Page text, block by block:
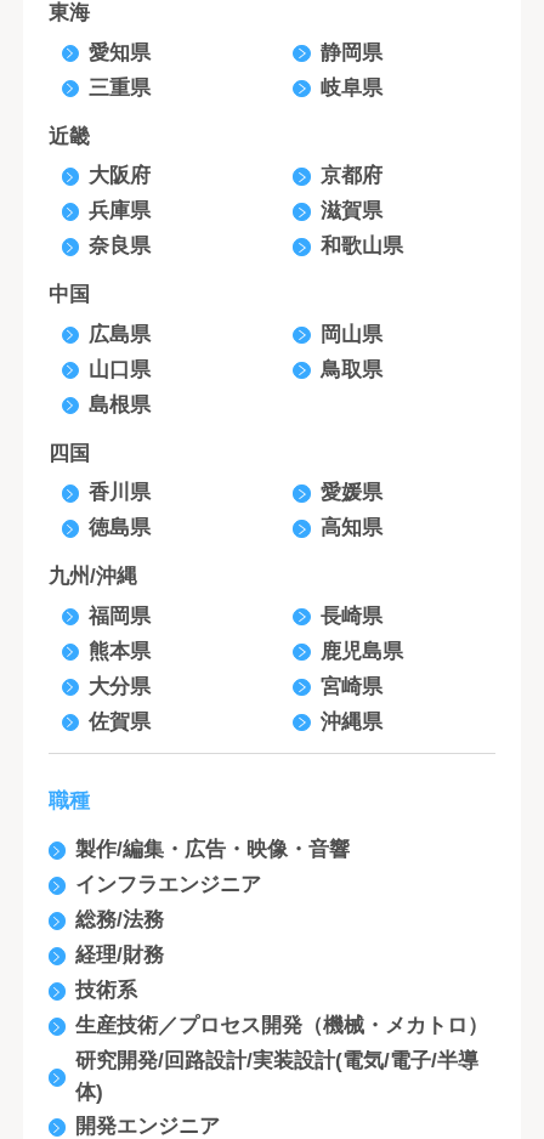
東海
愛知県
静岡県
三重県
岐阜県
近畿
大阪府
京都府
兵庫県
滋賀県
奈良県
和歌山県
中国
広島県
岡山県
山口県
鳥取県
島根県
四国
香川県
愛媛県
徳島県
高知県
九州/沖縄
福岡県
長崎県
熊本県
鹿児島県
大分県
宮崎県
佐賀県
沖縄県
職種
製作/編集・広告・映像・音響
インフラエンジニア
総務/法務
経理/財務
技術系
生産技術／プロセス開発（機械・メカトロ）
研究開発/回路設計/実装設計(電気/電子/半導
体)
開発エンジニア